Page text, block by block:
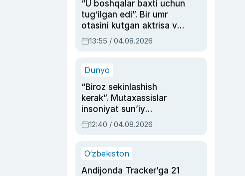
“U boshqalar baxti uchun
tug‘ilgan edi”. Bir umr
otasini kutgan aktrisa va
dublyaj ustasi Rimma
Ahmedovaning
13:55 / 04.08.2026
Dunyo
“Biroz sekinlashish
kerak”. Mutaxassislar
insoniyat sun’iy
intellektni boshqara
olmay qolishidan xavotir
12:40 / 04.08.2026
O‘zbekiston
Andijonda Tracker’ga 21